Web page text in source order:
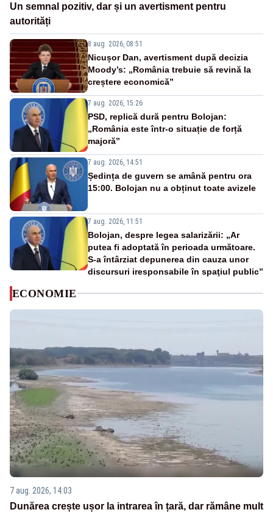
Un semnal pozitiv, dar și un avertisment pentru
autorități
8 aug. 2026, 08:51
Nicușor Dan, avertisment după decizia
Moody’s: „România trebuie să revină la
creștere economică”
7 aug. 2026, 15:26
PSD, replică dură pentru Bolojan:
„România este într-o situație de forță
majoră”
7 aug. 2026, 14:51
Ședința de guvern se amână pentru ora
15:00. Bolojan nu a obținut toate avizele
7 aug. 2026, 11:51
Bolojan, despre legea salarizării: „Ar
putea fi adoptată în perioada următoare.
S-a întârziat depunerea din cauza unor
discursuri iresponsabile în spaţiul public”
ECONOMIE
7 aug. 2026, 14:03
Dunărea crește ușor la intrarea în țară, dar rămâne mult